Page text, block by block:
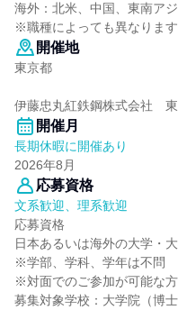
海外：北米、中国、東南ア
※職種によっても異なります
開催地
東京都
伊藤忠丸紅鉄鋼株式会社
開催月
長期休暇に開催あり
2026年8月
応募資格
文系歓迎、理系歓迎
応募資格
日本あるいは海外の大学・
※学部、学科、学年は不問
※対面でのご参加が可能な方
募集対象学校：大学院（博